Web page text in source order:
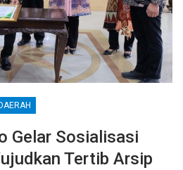
Gelar Sosialisasi
Tertib Arsip